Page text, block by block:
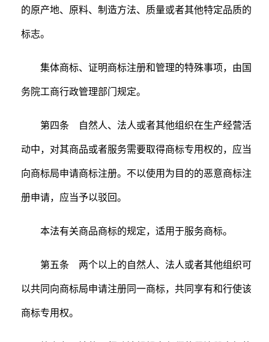
的原产地、原料、制造方法、质量或者其他特定品质的
标志。
集体商标、证明商标注册和管理的特殊事项，由国
务院工商行政管理部门规定。
第四条 自然人、法人或者其他组织在生产经营活
动中，对其商品或者服务需要取得商标专用权的，应当
向商标局申请商标注册。不以使用为目的的恶意商标注
册申请，应当予以驳回。
本法有关商品商标的规定，适用于服务商标。
第五条 两个以上的自然人、法人或者其他组织可
以共同向商标局申请注册同一商标，共同享有和行使该
商标专用权。